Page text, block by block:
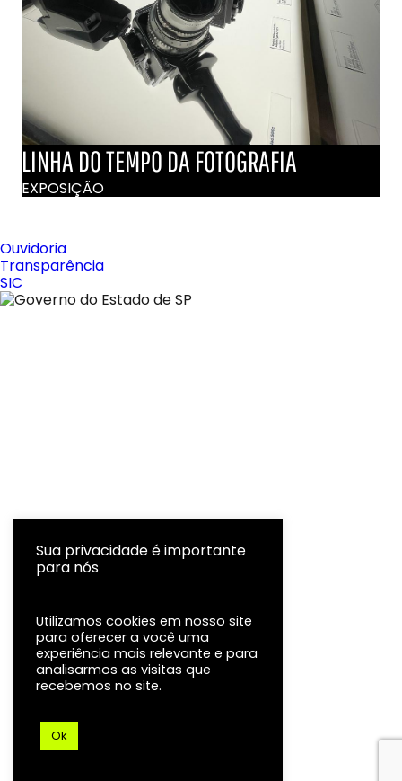
LINHA DO TEMPO DA FOTOGRAFIA
EXPOSIÇÃO
Ouvidoria
Transparência
SIC
Sua privacidade é importante
para nós
Utilizamos cookies em nosso site
para oferecer a você uma
experiência mais relevante e para
analisarmos as visitas que
recebemos no site.
Ok